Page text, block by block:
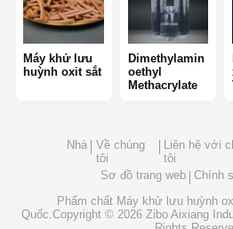
Thuốc trầm tích nhiệt độ cao
Khử lưu huỳnh
Máy khử lưu
huỳnh oxit sắt
Dimethylamin
oethyl
Methacrylate
Nhà
Về chúng
tôi
Liên hệ với
tôi
Sơ đồ trang web
Chính
Phẩm chất Máy khử lưu huỳnh
Quốc.Copyright © 2026 Zibo Aixiang